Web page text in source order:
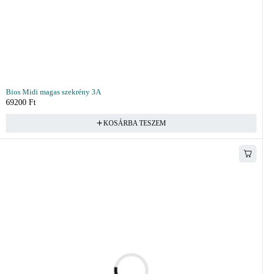
Bios Midi magas szekrény 3A
69200 Ft
KOSÁRBA TESZEM